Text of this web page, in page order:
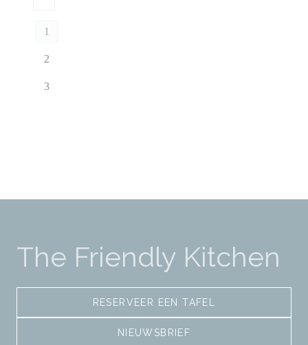
1
2
3
The Friendly Kitchen
RESERVEER EEN TAFEL
NIEUWSBRIEF